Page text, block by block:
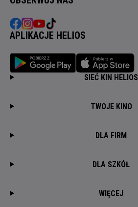
APLIKACJE HELIOS
SIEĆ KIN HELIOS
TWOJE KINO
DLA FIRM
DLA SZKÓŁ
WIĘCEJ